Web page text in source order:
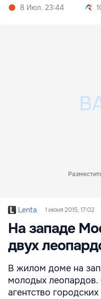
8 Июл. 23:44
Lenta 1 июня 2015, 17:02
На западе
двух
В жилом доме на
молодых
агентство